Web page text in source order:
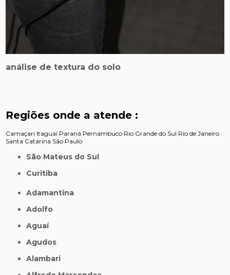
análise de textura do solo
Regiões onde a atende :
Camaçari Itaguaí Paraná Pernambuco Rio Grande do Sul Rio de Janeiro
Santa Catarina São Paulo
São Mateus do Sul
Curitiba
Adamantina
Adolfo
Aguaí
Agudos
Alambari